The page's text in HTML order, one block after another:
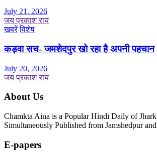
July 21, 2026
जय प्रकाश राय
खबरें विशेष
कड़वा सच- जमशेदपुर खो रहा है अपनी पहचान
July 20, 2026
जय प्रकाश राय
About Us
Chamkta Aina is a Popular Hindi Daily of
Simultaneously Published from Jamshedpur
E-papers